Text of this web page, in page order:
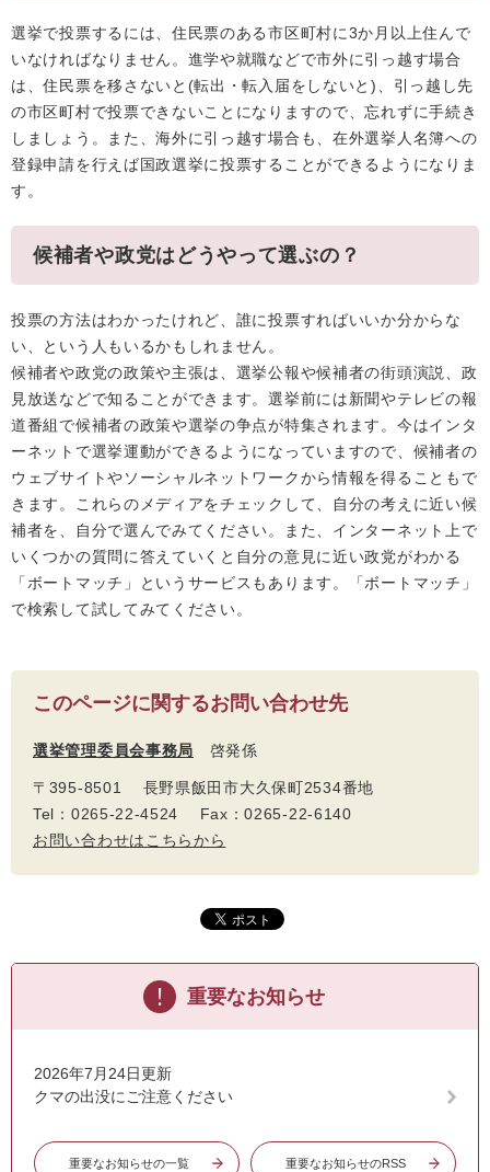
選挙で投票するには、住民票のある市区町村に3か月以上住んで
いなければなりません。進学や就職などで市外に引っ越す場合
は、住民票を移さないと(転出・転入届をしないと)、引っ越し先
の市区町村で投票できないことになりますので、忘れずに手続き
しましょう。また、海外に引っ越す場合も、在外選挙人名簿への
登録申請を行えば国政選挙に投票することができるようになりま
す。
候補者や政党はどうやって選ぶの？
投票の方法はわかったけれど、誰に投票すればいいか分からな
い、という人もいるかもしれません。
候補者や政党の政策や主張は、選挙公報や候補者の街頭演説、政
見放送などで知ることができます。選挙前には新聞やテレビの報
道番組で候補者の政策や選挙の争点が特集されます。今はインタ
ーネットで選挙運動ができるようになっていますので、候補者の
ウェブサイトやソーシャルネットワークから情報を得ることもで
きます。これらのメディアをチェックして、自分の考えに近い候
補者を、自分で選んでみてください。また、インターネット上で
いくつかの質問に答えていくと自分の意見に近い政党がわかる
「ボートマッチ」というサービスもあります。「ボートマッチ」
で検索して試してみてください。
このページに関するお問い合わせ先
選挙管理委員会事務局 啓発係
〒395-8501 長野県飯田市大久保町2534番地
Tel：0265-22-4524 Fax：0265-22-6140
お問い合わせはこちらから
重要なお知らせ
2026年7月24日更新
クマの出没にご注意ください
重要なお知らせの一覧 重要なお知らせのRSS